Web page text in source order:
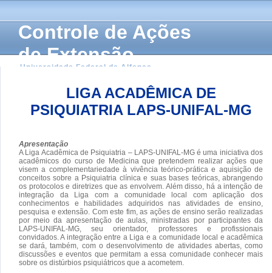
Controle de Ações
de Extensão
Universidade Federal de Alfenas
LIGA ACADÊMICA DE
PSIQUIATRIA LAPS-UNIFAL-MG
Apresentação
A Liga Acadêmica de Psiquiatria – LAPS-UNIFAL-MG é uma iniciativa dos
acadêmicos do curso de Medicina que pretendem realizar ações que
visem a complementariedade à vivência teórico-prática e aquisição de
conceitos sobre a Psiquiatria clínica e suas bases teóricas, abrangendo
os protocolos e diretrizes que as envolvem. Além disso, há a intenção de
integração da Liga com a comunidade local com aplicação dos
conhecimentos e habilidades adquiridos nas atividades de ensino,
pesquisa e extensão. Com este fim, as ações de ensino serão realizadas
por meio da apresentação de aulas, ministradas por participantes da
LAPS-UNIFAL-MG, seu orientador, professores e profissionais
convidados. A integração entre a Liga e a comunidade local e acadêmica
se dará, também, com o desenvolvimento de atividades abertas, como
discussões e eventos que permitam a essa comunidade conhecer mais
sobre os distúrbios psiquiátricos que a acometem.